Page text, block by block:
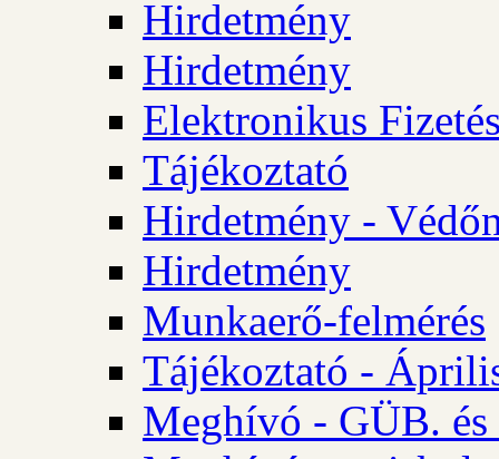
Hirdetmény
Hirdetmény
Elektronikus
Tájékoztató
Hirdetmény -
Hirdetmény
Munkaerő-felmérés
Tájékoztató -
Meghívó - GÜB.